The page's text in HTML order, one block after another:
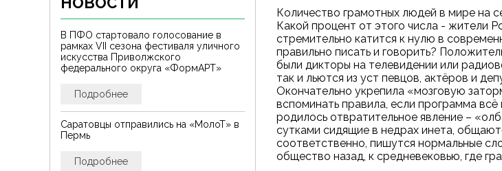
В ПФО стартовало голосование в
рамках VII сезона фестиваля уличного
искусства Приволжского
федерального округа «ФормАРТ»
Подробнее
Саратовцы отправились на «МолоТ» в
Пермь
Подробнее
Количество грамотных людей в мире на
Какой процент от этого числа - жители
стремительно катится к нулю в
правильно писать и говорить?
были дикторы на телевидении или
так и льются из уст певцов, актёров и
Окончательно укрепила «мозговую
вспоминать правила, если программа
родилось отвратительное явление –
сутками сидящие в недрах инета,
соответственно, пишутся нормальные
общество назад, к средневековью, где